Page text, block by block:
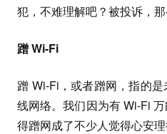
犯，不难理解吧？被投诉，那
蹭 Wi-Fi
蹭 Wi-Fi，或者蹭网，指的
线网络。我们因为有 Wi-Fi
得蹭网成了不少人觉得心安